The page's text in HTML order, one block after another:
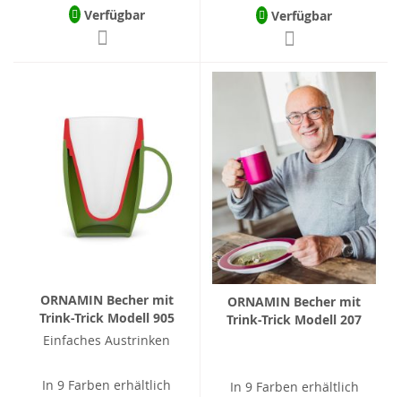
Verfügbar Verfügbar
ORNAMIN Becher mit
Trink-Trick Modell 905
Einfaches Austrinken
In 9 Farben erhältlich
ORNAMIN Becher mit
Trink-Trick Modell 207
In 9 Farben erhältlich